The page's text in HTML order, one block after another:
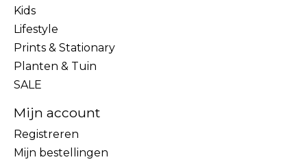
Kids
Lifestyle
Prints & Stationary
Planten & Tuin
SALE
Mijn account
Registreren
Mijn bestellingen